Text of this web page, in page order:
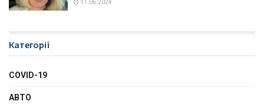
11.06.2024
Категорії
COVID-19
АВТО